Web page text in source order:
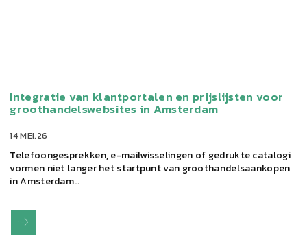
14 MEI,26
Telefoongesprekken, e-mailwisselingen of gedrukte catalogi
vormen niet langer het startpunt van groothandelsaankopen
in Amsterdam…
Integratie van klantportalen en prijslijsten voor
groothandelswebsites in Amsterdam